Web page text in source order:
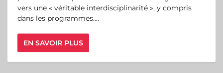
vers une « véritable interdisciplinarité », y compris
dans les programmes....
EN SAVOIR PLUS